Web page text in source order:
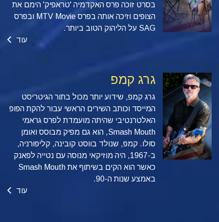
בסרט זוכה פרס האקדמיה 'טראפיק' הימם את
הצופים וזיכה אותה בפרס MTV Movie ובפרס
SAG על הליהוק הטוב ביותר.
עוד
גרג קמפ
גרג קמפ, שידוע יותר מכול בתור הגיטריסט
המייסד וכותב השירים הראשי עבור להקת הפופ
האלטרנטיבי שהיתה מועמדת לפרס גראמי
Smash Mouth, הוא גם מפיק מבוסס ואומן
סולו. קמפ, שנולד בווסט קובינה, קליפורניה,
ב-1967, היה מוזיקאי מנוסה עם נטייה לפאנק
כאשר הוא הקים בשיתוף את Smash Mouth
באמצע שנות ה-90.
עוד